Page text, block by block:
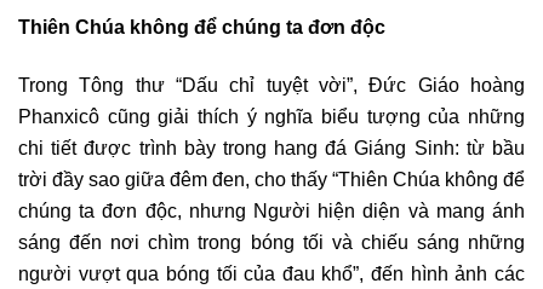
Thiên Chúa không để chúng ta đơn độc
Trong Tông thư “Dấu chỉ tuyệt vời”, Đức Giáo hoàng
Phanxicô cũng giải thích ý nghĩa biểu tượng của những
chi tiết được trình bày trong hang đá Giáng Sinh: từ bầu
trời đầy sao giữa đêm đen, cho thấy “Thiên Chúa không để
chúng ta đơn độc, nhưng Người hiện diện và mang ánh
sáng đến nơi chìm trong bóng tối và chiếu sáng những
người vượt qua bóng tối của đau khổ”, đến hình ảnh các